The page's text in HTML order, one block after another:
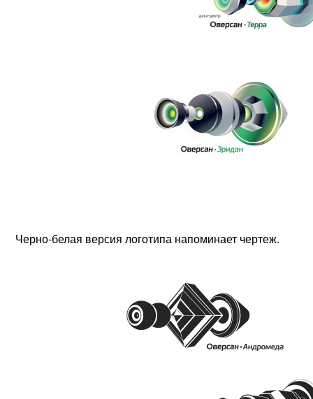
Черно-белая версия логотипа напоминает чертеж.